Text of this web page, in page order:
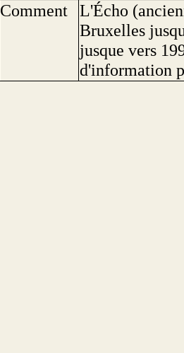
Comment
L'Écho
Bruxelles
jusque vers
d'information